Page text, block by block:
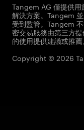
Tangem AG 僅提供用
解決方案。Tangem
受到監管。Tangem
密交易服務由第三方
的使用提供建議或推薦。